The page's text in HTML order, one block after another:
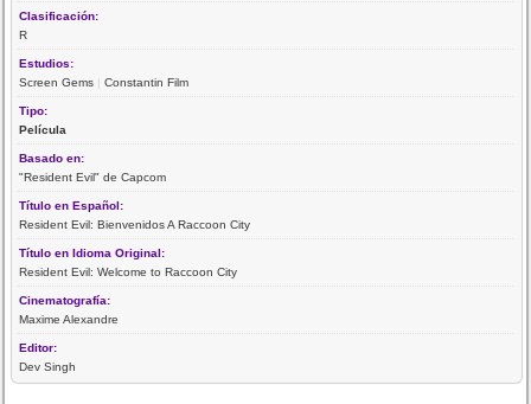
Clasificación:
R
Estudios:
Screen Gems |Constantin Film
Tipo:
Película
Basado en:
"Resident Evil" de Capcom
Título en Español:
Resident Evil: Bienvenidos A Raccoon City
Título en Idioma Original:
Resident Evil: Welcome to Raccoon City
Cinematografía:
Maxime Alexandre
Editor:
Dev Singh